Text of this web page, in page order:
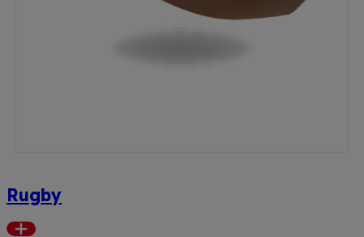
Rugby